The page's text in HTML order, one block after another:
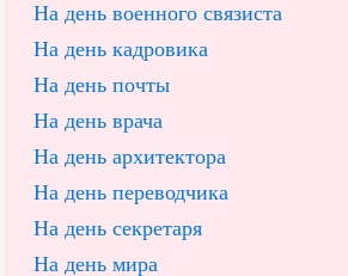
На день военного связиста
На день кадровика
На день почты
На день врача
На день архитектора
На день переводчика
На день секретаря
На день мира